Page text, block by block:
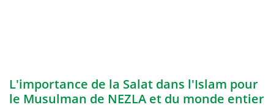
L'importance de la Salat dans l'Islam pour
le Musulman de NEZLA et du monde entier